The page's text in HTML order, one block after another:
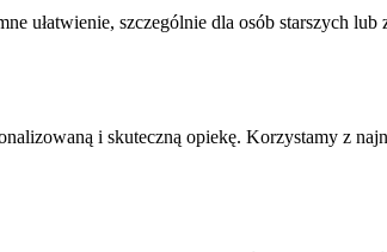
ułatwienie, szczególnie dla osób starszych
i skuteczną opiekę. Korzystamy z